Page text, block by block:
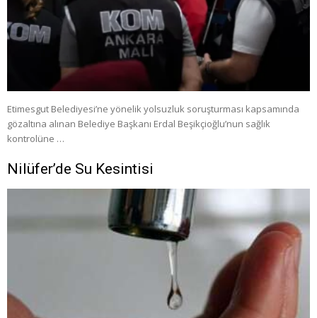
Etimesgut Belediyesi’ne yönelik yolsuzluk soruşturması kapsamında
gözaltına alınan Belediye Başkanı Erdal Beşikçioğlu’nun sağlık
kontrolüne …
Nilüfer’de Su Kesintisi